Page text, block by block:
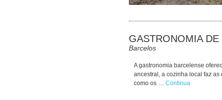
GASTRONOMIA
Barcelos
A gastronomia barcelense
ancestral, a cozinha local faz
como os … Continua